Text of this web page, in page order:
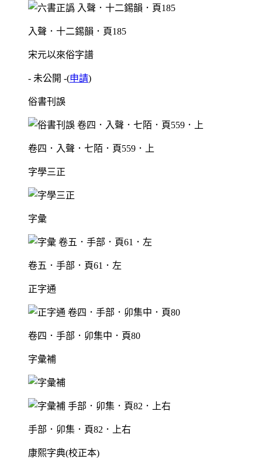
入聲．十二錫韻．頁185
宋元以來俗字譜
- 未公開 -(申請)
俗書刊誤
卷四．入聲．七陌．頁559．上
字學三正
字彙
卷五．手部．頁61．左
正字通
卷四．手部．卯集中．頁80
字彙補
手部．卯集．頁82．上右
康熙字典(校正本)